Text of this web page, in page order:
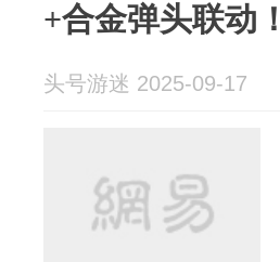
+合金弹头联动！
头号游迷 2025-09-17